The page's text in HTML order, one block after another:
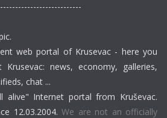
web portal of Krusevac - here you
news, economy, galleries,
chat ...
alive" Internet portal from Kruševac.
12.03.2004. We are not an officially